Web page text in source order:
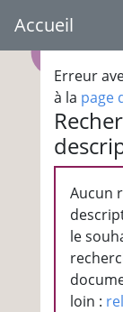
Accueil
Erreur
à la page
Aucun
le
loin :